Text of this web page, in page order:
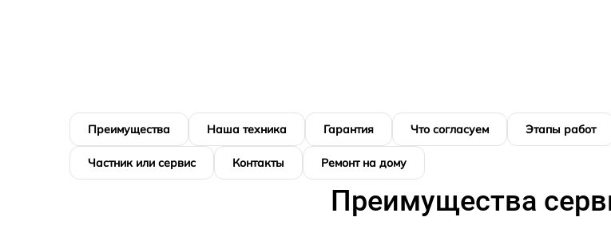
Преимущества Наша техника Гарантия Что согласуем Этапы работ
Частник или сервис Контакты Ремонт на дому
Преимущества